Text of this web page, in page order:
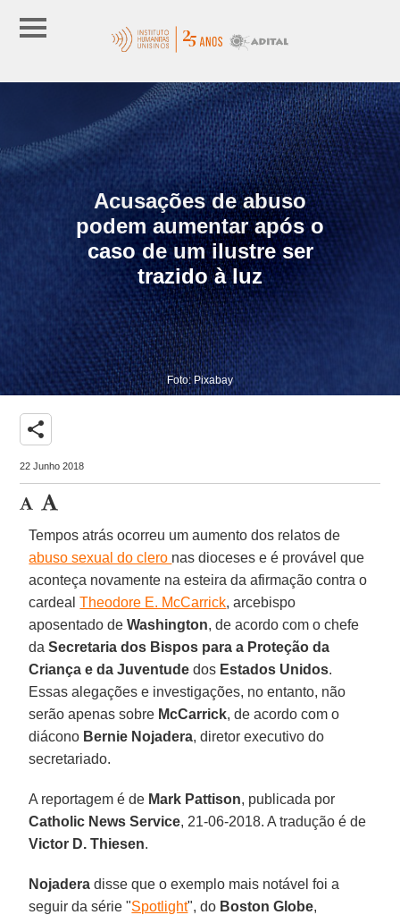
Acusações de abuso
podem aumentar após o
caso de um ilustre ser
trazido à luz
Foto: Pixabay
share
22 Junho 2018
Tempos atrás ocorreu um aumento dos relatos de
abuso sexual do clero nas dioceses e é provável que
aconteça novamente na esteira da afirmação contra o
cardealTheodore E. McCarrick, arcebispo
aposentado deWashington, de acordo com o chefe
daSecretaria dos Bispos para a Proteção da
Criança e da Juventude dos Estados Unidos.
Essas alegações e investigações, no entanto, não
serão apenas sobre McCarrick, de acordo com o
diácono Bernie Nojadera, diretor executivo do
secretariado.
A reportagem é de Mark Pattison, publicada por
Catholic News Service, 21-06-2018. A tradução é de
Victor D. Thiesen.
Nojadera disse que o exemplo mais notável foi a
seguir da série "Spotlight", do Boston Globe,